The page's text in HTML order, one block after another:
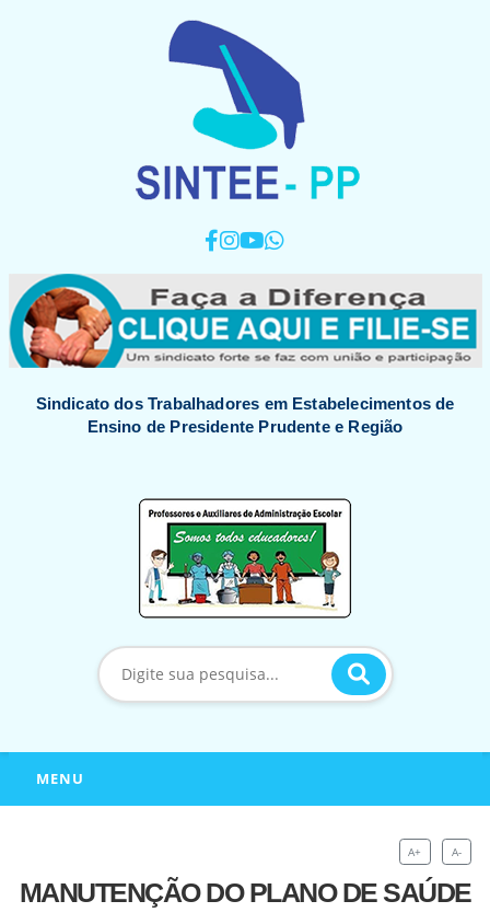
Sindicato dos Trabalhadores em Estabelecimentos de
Ensino de Presidente Prudente e Região
MENU
A+ A-
MANUTENÇÃO DO PLANO DE SAÚDE